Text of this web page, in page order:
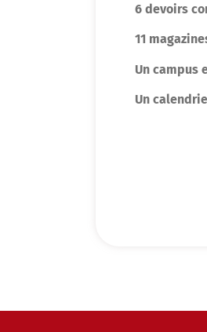
6 devoirs
11
Un campus
Un